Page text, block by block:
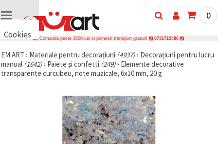
Cookies
vrem să vă
oferim
câteva
cookie -uri.
0
Comanda peste 3800 Lei si primesti transport gratuit! 0731715486
EM ART › Materiale pentru decorațiuni (4937)› Decorațiuni pentru lucru
manual (1642)› Paiete și confetti (249)› Elemente decorative
transparente curcubeu, note muzicale, 6x10 mm, 20 g